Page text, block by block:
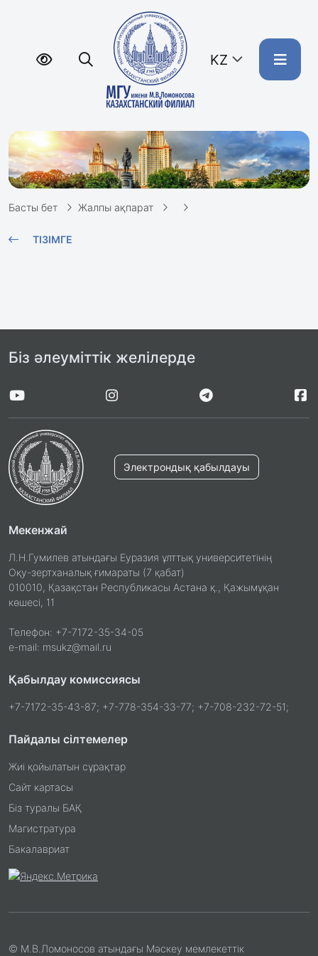
KZ
Басты бет Жалпы ақпарат
ТІЗІМГЕ
Біз әлеуміттік желілерде
Электрондық қабылдауы
Мекенжай
Л.Н.Гумилев атындағы Еуразия ұлттық университетінің
Оқу-зертханалық ғимараты (7 қабат)
010010, Қазақстан Республикасы Астана қ., Қажымұқан
көшесі, 11
Телефон: +7-7172-35-34-05
e-mail: msukz@mail.ru
Қабылдау комиссиясы
+7-7172-35-43-87; +7-778-354-33-77; +7-708-232-72-51;
Пайдалы сілтемелер
Жиі қойылатын сұрақтар
Сайт картасы
Біз туралы БАҚ
Магистратура
Бакалавриат
© М.В.Ломоносов атындағы Мәскеу мемлекеттік